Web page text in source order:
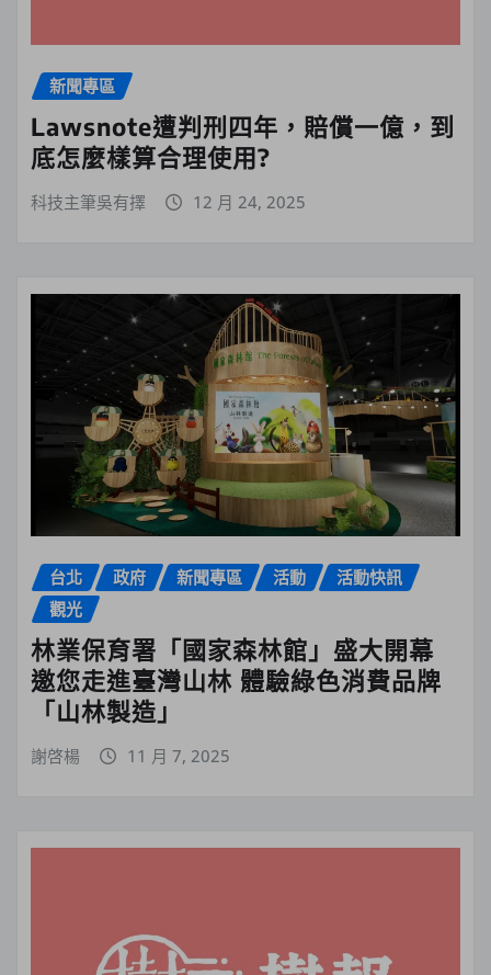
新聞專區
Lawsnote遭判刑四年，賠償一億，到
底怎麼樣算合理使用?
科技主筆吳有擇 12 月 24, 2025
台北 政府 新聞專區 活動
活動快訊
觀光
林業保育署「國家森林館」盛大開幕
邀您走進臺灣山林 體驗綠色消費品牌
「山林製造」
謝啓楊 11 月 7, 2025